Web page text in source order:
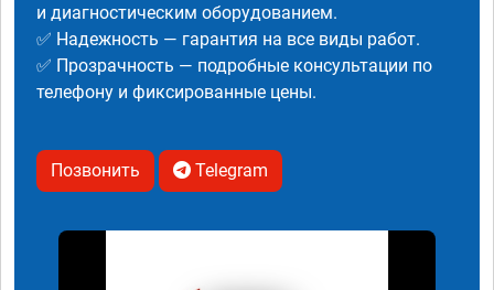
и диагностическим оборудованием.
✅ Надежность — гарантия на все виды работ.
✅ Прозрачность — подробные консультации по
телефону и фиксированные цены.
Позвонить Telegram